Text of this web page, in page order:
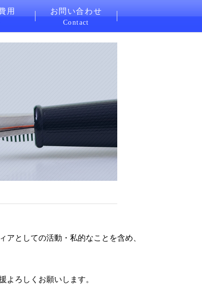
用 お問い合わせ
Contact
アとしての活動・私的なことを含め、
よろしくお願いします。